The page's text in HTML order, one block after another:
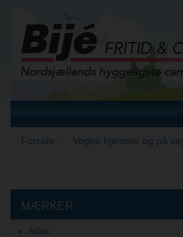
Forside
Vogne hjemme og på vej
MÆRKER
Adria